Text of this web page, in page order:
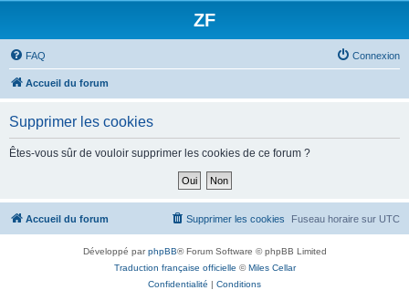
ZF
FAQ Connexion
Accueil du forum
Supprimer les cookies
Êtes-vous sûr de vouloir supprimer les cookies de ce forum ?
Accueil du forum Fuseau horaire sur UTC
Supprimer les cookies
Développé parphpBB® Forum Software © phpBB Limited
Traduction française officielle ©Miles Cellar
Confidentialité | Conditions